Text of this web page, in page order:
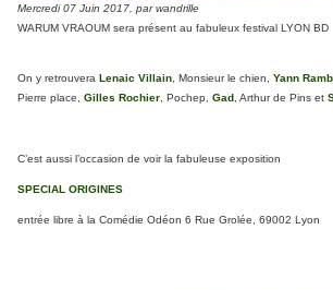
Mercredi 07 Juin 2017, par wandrille
WARUM VRAOUM sera présent au fabuleux festival LYON BD
On y retrouvera Lenaic Villain , Monsieur le chien, Yann
Pierre place, Gilles Rochier , Pochep, Gad , Arthur de Pins et
C’est aussi l’occasion de voir la fabuleuse exposition
SPECIAL ORIGINES
entrée libre à la Comédie Odéon 6 Rue Grolée, 69002 Lyon